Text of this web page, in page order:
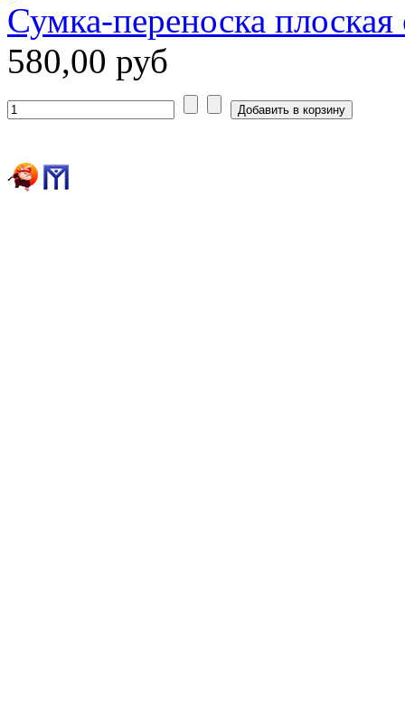
Сумка-переноска
580,00 руб